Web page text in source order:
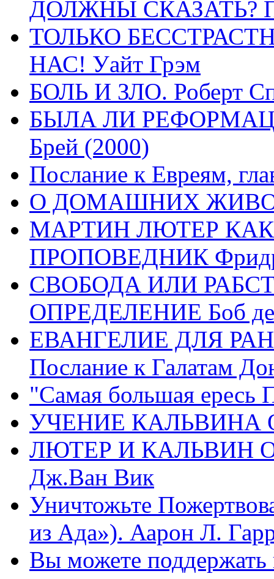
ДОЛЖНЫ СКАЗАТЬ?
ТОЛЬКО
НАС! Уайт Грэм
БОЛЬ И ЗЛО. Роберт
БЫЛА ЛИ
Брей (2000)
Послание к Евреям,
О ДОМАШНИХ
МАРТИН ЛЮТЕР
ПРОПОВЕДНИК
СВОБОДА ИЛИ
ОПРЕДЕЛЕНИЕ Боб де
ЕВАНГЕЛИЕ ДЛЯ
Послание к Галатам
"Самая большая ересь
УЧЕНИЕ КАЛЬВИНА
ЛЮТЕР И КАЛЬВИН
Дж.Ван Вик
Уничтожьте
из Ада»). Аарон Л.
Вы можете